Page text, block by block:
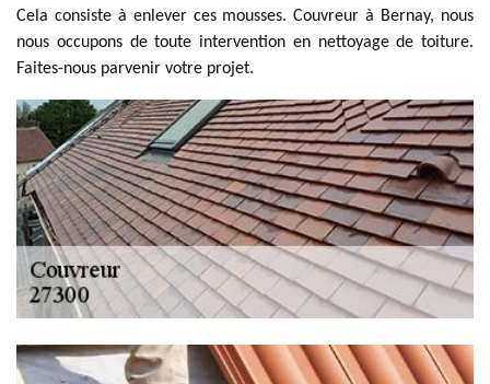
Cela consiste à enlever ces mousses. Couvreur à Bernay, nous
nous occupons de toute intervention en nettoyage de toiture.
Faites-nous parvenir votre projet.